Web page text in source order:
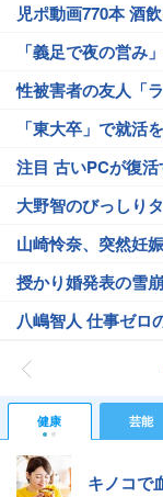
児ポ動画770本 酒
「義足で夜の営み
性被害者の友人「
「東大卒」で就活
注目 古いPCが復
大野智のびっしり
山崎怜奈、突然妊
授かり婚発表の雪
八嶋智人 仕事ゼロ
健康 芸能
キノコで